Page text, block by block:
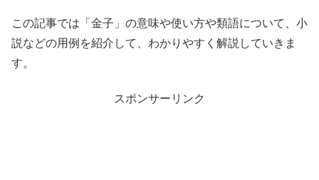
この記事では「金子」の意味や使い方や類語について、小
説などの用例を紹介して、わかりやすく解説していきま
す。
スポンサーリンク